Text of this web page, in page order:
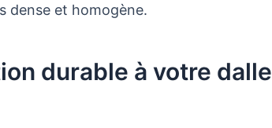
dense et homogène.
durable à votre dalle